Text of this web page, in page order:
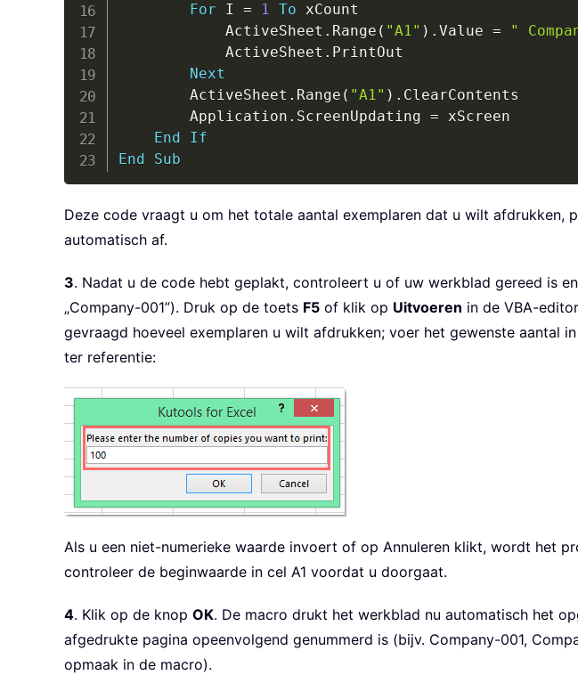
For I = 1 To xCount
            ActiveSheet
. Range ( "A1" ) . Value = "
            ActiveSheet
. PrintOut
Next
        ActiveSheet
. Range ( "A1" ) . ClearContents
        Application
. ScreenUpdating = xScreen
End
If
End
Sub
Deze code vraagt u om het totale aantal exemplaren dat u wilt afdrukken,
automatisch af.
3. Nadat u de code hebt geplakt, controleert u of uw werkblad gereed is
„Company-001”). Druk op de toets F5 of klik op Uitvoeren in de VBA-
gevraagd hoeveel exemplaren u wilt afdrukken; voer het gewenste aantal
ter referentie:
Als u een niet-numerieke waarde invoert of op Annuleren klikt, wordt het
controleer de beginwaarde in cel A1 voordat u doorgaat.
4. Klik op de knop OK. De macro drukt het werkblad nu automatisch het
afgedrukte pagina opeenvolgend genummerd is (bijv. Company-001,
opmaak in de macro).